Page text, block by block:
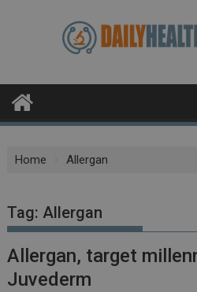
Home Allergan
Tag:Allergan
Allergan, target
Juvederm